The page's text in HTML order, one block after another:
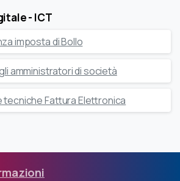
- ICT
imposta di Bollo
amministratori di società
Fattura Elettronica